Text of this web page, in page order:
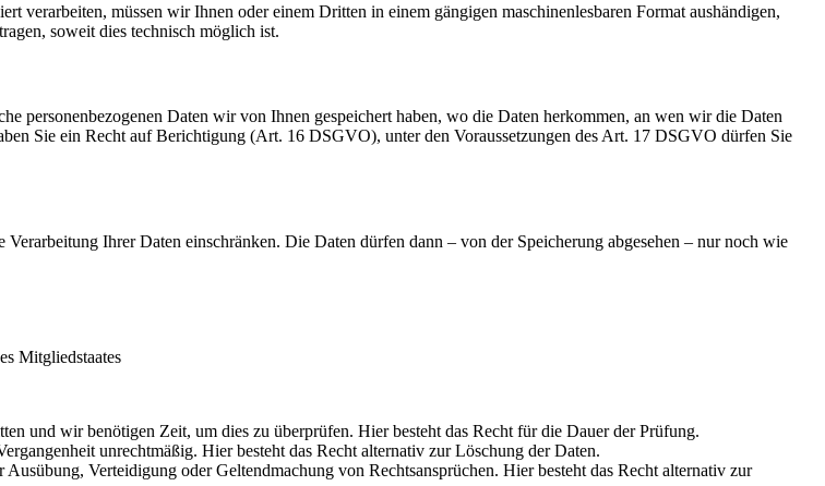
müssen wir Ihnen oder einem Dritten in einem gängigen maschinenlesbaren Format aushändigen,
soweit dies technisch möglich ist.
personenbezogenen Daten wir von Ihnen gespeichert haben, wo die Daten herkommen, an wen wir die Daten
Sie ein Recht auf Berichtigung (Art. 16 DSGVO), unter den Voraussetzungen des Art. 17 DSGVO dürfen Sie
Ihrer Daten einschränken. Die Daten dürfen dann – von der Speicherung abgesehen – nur noch wie
Mitgliedstaates
und wir benötigen Zeit, um dies zu überprüfen. Hier besteht das Recht für die Dauer der Prüfung.
unrechtmäßig. Hier besteht das Recht alternativ zur Löschung der Daten.
Verteidigung oder Geltendmachung von Rechtsansprüchen. Hier besteht das Recht alternativ zur